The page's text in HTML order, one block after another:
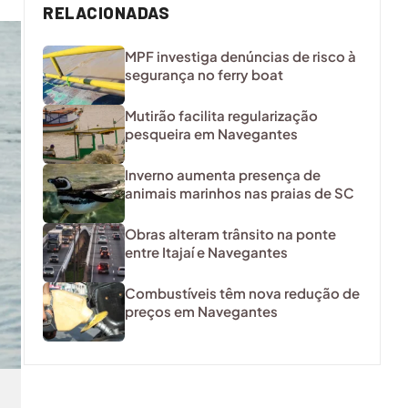
RELACIONADAS
MPF investiga denúncias de risco à
segurança no ferry boat
Mutirão facilita regularização
pesqueira em Navegantes
Inverno aumenta presença de
animais marinhos nas praias de SC
Obras alteram trânsito na ponte
entre Itajaí e Navegantes
Combustíveis têm nova redução de
preços em Navegantes